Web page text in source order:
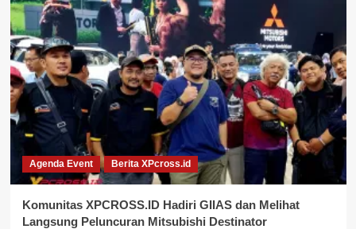
Agenda Event Berita XPcross.id
Komunitas XPCROSS.ID Hadiri GIIAS dan Melihat
Langsung Peluncuran Mitsubishi Destinator